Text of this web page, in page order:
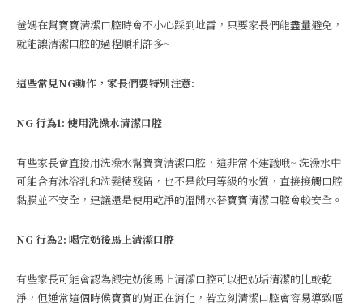
爸媽在幫寶寶清潔口腔時會不小心踩到地雷，只要家長們能盡量避免，
就能讓清潔口腔的過程順利許多~
這些常見NG動作，家長們要特別注意:
NG 行為1: 使用洗澡水清潔口腔
有些家長會直接用洗澡水幫寶寶清潔口腔，這非常不建議哦~ 洗澡水中
可能含有沐浴乳和洗髮精殘留，也不是飲用等級的水質，直接接觸口腔
黏膜並不安全，建議還是使用乾淨的溫開水替寶寶清潔口腔會較安全。
NG 行為2: 喝完奶後馬上清潔口腔
有些家長可能會認為餵完奶後馬上清潔口腔可以把奶垢清潔的比較乾
淨，但通常這個時候寶寶的胃正在消化，若立刻清潔口腔會容易導致嘔